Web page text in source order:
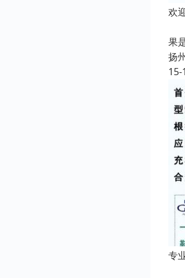
欢
果
扬
15-
专